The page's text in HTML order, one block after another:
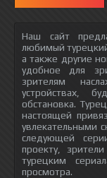
Наш сайт
любимый
а также другие
удобное для
зрителям
устройствах,
обстановка.
настоящей
увлекательными
следующей
проекту,
турецким
просмотра.